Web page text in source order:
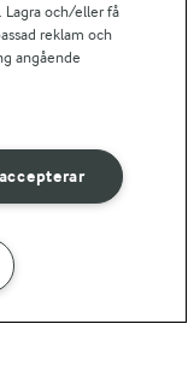
Lagra och/eller få
reklam och
angående